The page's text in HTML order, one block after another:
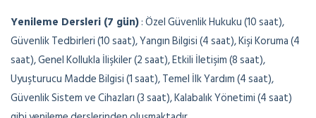
Yenileme Dersleri (7 gün): Özel Güvenlik Hukuku (10 saat),
Güvenlik Tedbirleri (10 saat), Yangın Bilgisi (4 saat), Kişi Koruma (4
saat), Genel Kollukla İlişkiler (2 saat), Etkili İletişim (8 saat),
Uyuşturucu Madde Bilgisi (1 saat), Temel İlk Yardım (4 saat),
Güvenlik Sistem ve Cihazları (3 saat), Kalabalık Yönetimi (4 saat)